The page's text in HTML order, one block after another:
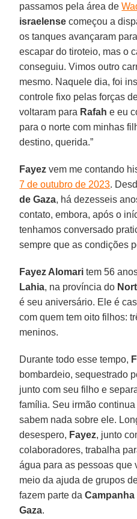
passamos pela área de
israelense começou a
os tanques avançaram
escapar do tiroteio, mas o
conseguiu. Vimos outro
mesmo. Naquele dia, foi
controle fixo pelas forças
voltaram para Rafah e eu
para o norte com minhas
destino, querida.”
Fayez vem me contando
7 de outubro de 2023.
de Gaza, há dezesseis
contato, embora, após o
tenhamos conversado
sempre que as condições
Fayez Alomari tem 56
Lahia, na província do
é seu aniversário. Ele é
com quem tem oito filhos:
meninos.
Durante todo esse tempo,
bombardeio, sequestrado
junto com seu filho e
família. Seu irmão
sabem nada sobre ele.
desespero, Fayez, junto
colaboradores, trabalha
água para as pessoas que
meio da ajuda de grupos
fazem parte da
Gaza.